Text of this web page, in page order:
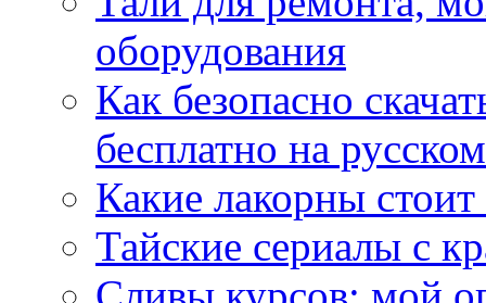
оборудования
Как безопасно
бесплатно на
Какие лакорны
Тайские сериалы с